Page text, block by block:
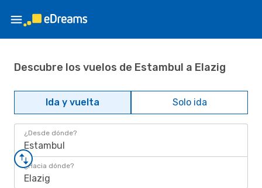
Descubre los vuelos de Estambul a Elazig
Ida y vuelta Solo ida
¿Desde dónde?
Estambul
¿Hacia dónde?
Elazig